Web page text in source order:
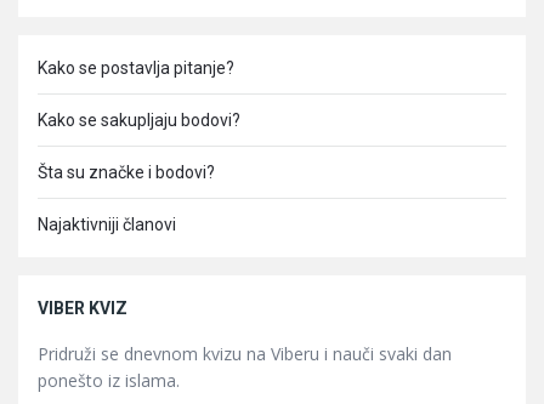
Kako se postavlja pitanje?
Kako se sakupljaju bodovi?
Šta su značke i bodovi?
Najaktivniji članovi
VIBER KVIZ
Pridruži se dnevnom kvizu na Viberu i nauči svaki dan
ponešto iz islama.